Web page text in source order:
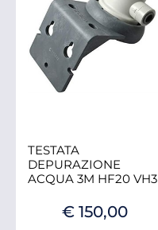
TESTATA
DEPURAZIONE
ACQUA 3M HF20 VH3
€ 150,00